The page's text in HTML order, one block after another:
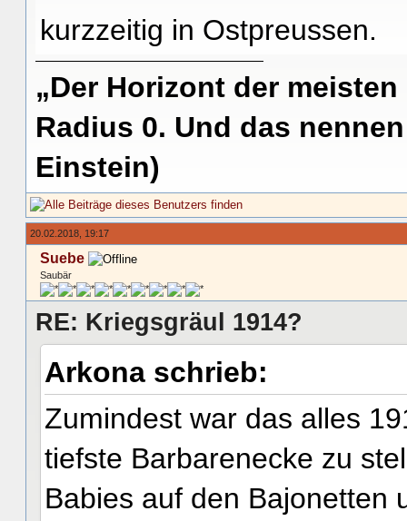
kurzzeitig in Ostpreussen.
„Der Horizont der
Radius 0. Und das
Einstein)
20.02.2018, 19:17
Suebe
Saubär
RE: Kriegsgräul 1914?
Arkona schrieb:
Zumindest war das alles
tiefste Barbarenecke zu
Babies auf den Bajonetten